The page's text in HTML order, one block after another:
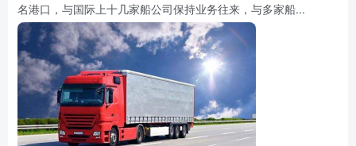
名港口，与国际上十几家船公司保持业务往来，与多家船...